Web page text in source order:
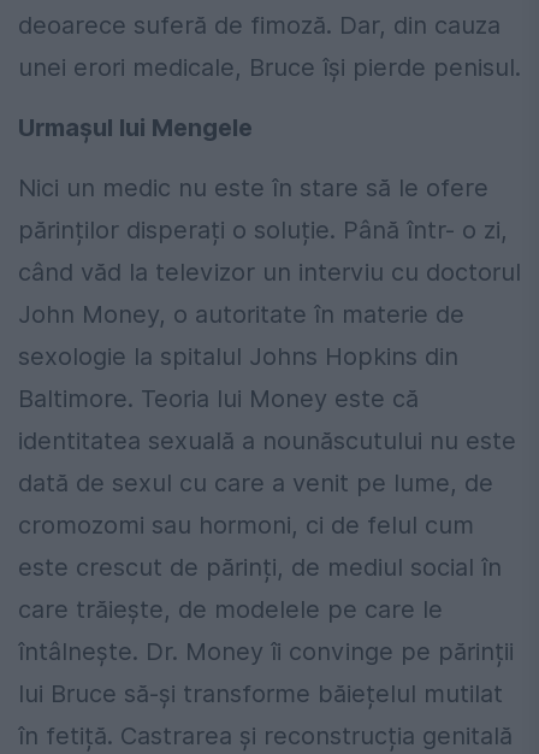
deoarece suferă de fimoză. Dar, din cauza
unei erori medicale, Bruce își pierde penisul.
Urmașul lui Mengele
Nici un medic nu este în stare să le ofere
părinților disperați o soluție. Până într- o zi,
când văd la televizor un interviu cu doctorul
John Money, o autoritate în materie de
sexologie la spitalul Johns Hopkins din
Baltimore. Teoria lui Money este că
identitatea sexuală a nounăscutului nu este
dată de sexul cu care a venit pe lume, de
cromozomi sau hormoni, ci de felul cum
este crescut de părinți, de mediul social în
care trăiește, de modelele pe care le
întâlnește. Dr. Money îi convinge pe părinții
lui Bruce să-și transforme băiețelul mutilat
în fetiță. Castrarea și reconstrucția genitală